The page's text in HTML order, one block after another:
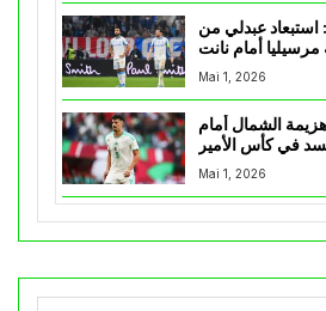
استبعاد عبدلي من
مرسيليا أمام نانت
Mai 1, 2026
الشمال أمام
في كأس الأمير
Mai 1, 2026